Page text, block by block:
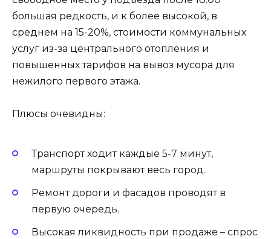
большая редкость, и к более высокой, в
среднем на 15-20%, стоимости коммунальных
услуг из-за центрального отопления и
повышенных тарифов на вывоз мусора для
нежилого первого этажа.
Плюсы очевидны:
Транспорт ходит каждые 5-7 минут,
маршруты покрывают весь город.
Ремонт дороги и фасадов проводят в
первую очередь.
Высокая ликвидность при продаже – спрос